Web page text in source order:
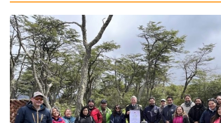
AUDIOS
VIDEOS
GALERIA DE FOTOS
APP MÓVIL